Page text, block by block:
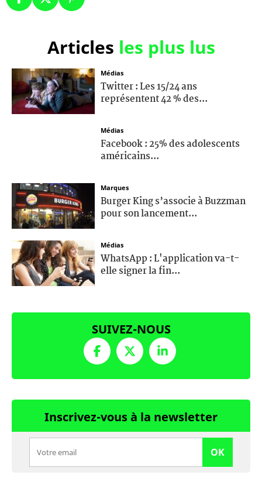
Articles les plus lus
Médias
Twitter : Les 15/24 ans
représentent 42 % des...
Médias
Facebook : 25% des adolescents
américains...
Marques
Burger King s’associe à Buzzman
pour son lancement...
Médias
WhatsApp : L'application va-t-
elle signer la fin...
SUIVEZ-NOUS
Inscrivez-vous à la newsletter
OK